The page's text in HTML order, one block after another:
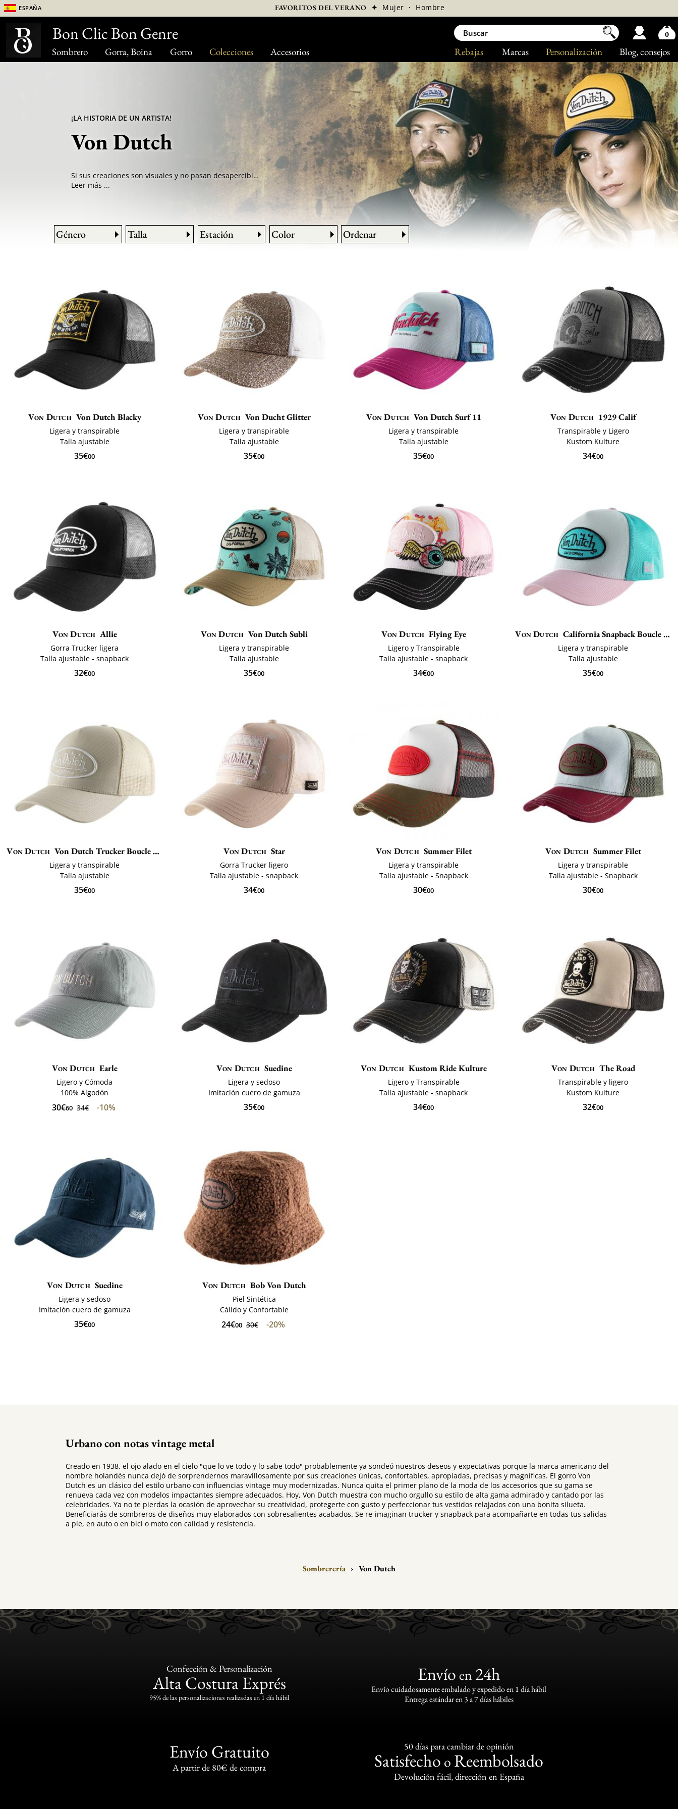
Sombrero Gorra, Boina Gorro Colecciones Accesorios Blog, consejos
Personalización
Marcas
Rebajas
España FAVORITOS DEL VERANO ✦ Mujer · Hombre
¡LA HISTORIA DE UN ARTISTA!
Von Dutch
Si sus creaciones son visuales y no pasan desapercibidas, seguramente lo debe la marca a sus orígenes en el hot rod, la personalización por el pinstriping pero también a una imaginación singular. En efecto, Kenny Howard, mecánico y precursor de la kustom kulture, siempre se diferenció por su creatividad excepcional.
Leer más ...
Género Talla Estación Color Ordenar
Von Dutch Von Dutch Blacky
Ligera y transpirable
Talla ajustable
35€00
Von Dutch Von Ducht Glitter
Ligera y transpirable
Talla ajustable
35€00
Von Dutch Von Dutch Surf 11
Ligera y transpirable
Talla ajustable
35€00
Von Dutch 1929 Calif
Transpirable y Ligero
Kustom Kulture
34€00
Von Dutch Allie
Gorra Trucker ligera
Talla ajustable - snapback
32€00
Von Dutch Von Dutch Subli
Ligera y transpirable
Talla ajustable
35€00
Von Dutch Flying Eye
Ligero y Transpirable
Talla ajustable - snapback
34€00
Von Dutch California Snapback Boucle Lof
Ligera y transpirable
Talla ajustable
35€00
Von Dutch Von Dutch Trucker Boucle LOFB
Ligera y transpirable
Talla ajustable
35€00
Von Dutch Star
Gorra Trucker ligero
Talla ajustable - snapback
34€00
Von Dutch Summer Filet
Ligera y transpirable
Talla ajustable - Snapback
30€00
Von Dutch Summer Filet
Ligera y transpirable
Talla ajustable - Snapback
30€00
Von Dutch Earle
Ligero y Cómoda
100% Algodón
30€60 34€ -10%
Von Dutch Suedine
Ligera y sedoso
Imitación cuero de gamuza
35€00
Von Dutch Kustom Ride Kulture
Ligero y Transpirable
Talla ajustable - snapback
34€00
Von Dutch The Road
Transpirable y ligero
Kustom Kulture
32€00
Von Dutch Suedine
Ligera y sedoso
Imitación cuero de gamuza
35€00
Von Dutch Bob Von Dutch
Piel Sintética
Cálido y Confortable
24€00 30€ -20%
Urbano con notas vintage metal
Creado en 1938, el ojo alado en el cielo "que lo ve todo y lo sabe todo" probablemente ya sondeó nuestros deseos y expectativas porque la marca americano del
nombre holandés nunca dejó de sorprendernos maravillosamente por sus creaciones únicas, confortables, apropiadas, precisas y magníficas. El gorro Von
Dutch es un clásico del estilo urbano con influencias vintage muy modernizadas. Nunca quita el primer plano de la moda de los accesorios que su gama se
renueva cada vez con modelos impactantes siempre adecuados. Hoy, Von Dutch muestra con mucho orgullo su estilo de alta gama admirado y cantado por las
celebridades. Ya no te pierdas la ocasión de aprovechar su creatividad, protegerte con gusto y perfeccionar tus vestidos relajados con una bonita silueta.
Beneficiarás de sombreros de diseños muy elaborados con sobresalientes acabados. Se re-imaginan trucker y snapback para acompañarte en todas tus salidas
a pie, en auto o en bici o moto con calidad y resistencia.
Sombrerería › Von Dutch
Confección & Personalización
Alta Costura Exprés
95% de las personalizaciones realizadas en 1 día hábil
Envíoen 24h
Envío cuidadosamente embalado y expedido en 1 día hábil
Entrega estándar en 3 a 7 días hábiles
Envío Gratuito
A partir de 80€ de compra
50 días para cambiar de opinión
Satisfecho o Reembolsado
Devolución fácil, dirección en España
Bon Clic Bon Genre 0